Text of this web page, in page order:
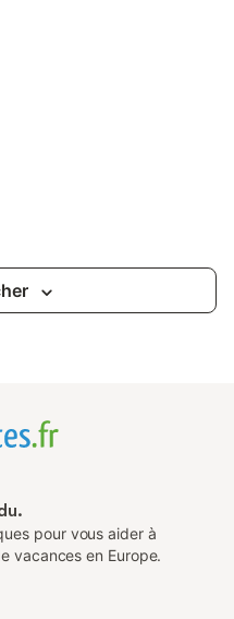
pour vous aider à
vacances en Europe.